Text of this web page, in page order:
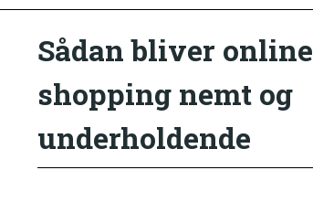
Sådan bliver online
shopping nemt og
underholdende